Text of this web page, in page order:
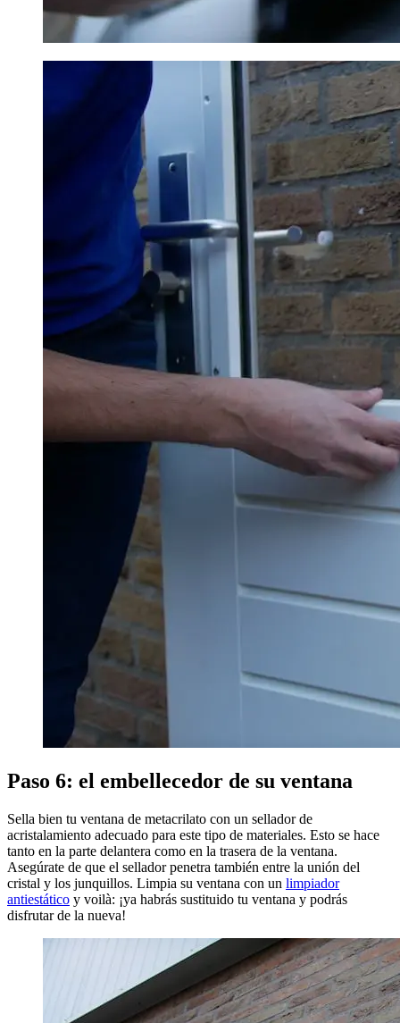
Paso 6: el embellecedor de su ventana
Sella bien tu ventana de metacrilato con un sellador de
acristalamiento adecuado para este tipo de materiales. Esto se hace
tanto en la parte delantera como en la trasera de la ventana.
Asegúrate de que el sellador penetra también entre la unión del
cristal y los junquillos. Limpia su ventana con un limpiador
antiestático y voilà: ¡ya habrás sustituido tu ventana y podrás
disfrutar de la nueva!